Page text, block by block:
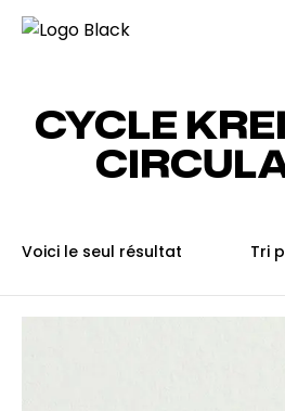
CYCLE
Voici le seul résultat